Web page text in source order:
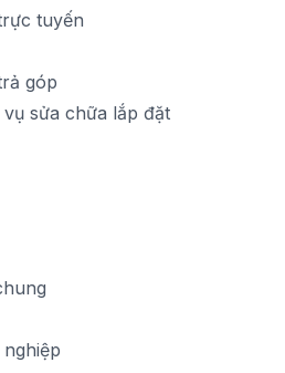
tuyến
góp
sửa chữa lắp đặt